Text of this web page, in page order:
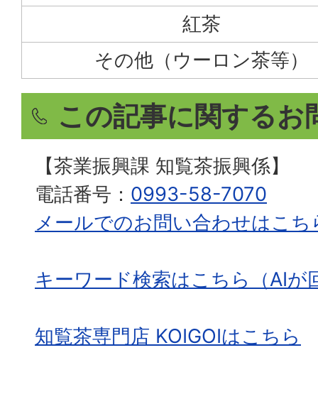
紅茶
その他（ウーロン茶等）
この記事に関するお
【茶業振興課 知覧茶振興係】
電話番号： 0993-58-7070
メールでのお問い合わせはこち
キーワード検索はこちら（AIが
知覧茶専門店 KOIGOIはこちら